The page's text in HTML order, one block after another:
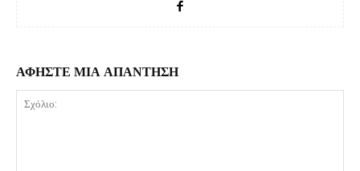
ΑΦΗΣΤΕ ΜΙΑ ΑΠΑΝΤΗΣΗ